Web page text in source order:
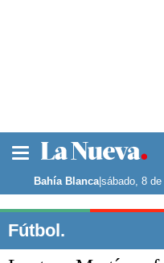
Noticias
Bahía Blanca|sábado, 8
Fútbol.